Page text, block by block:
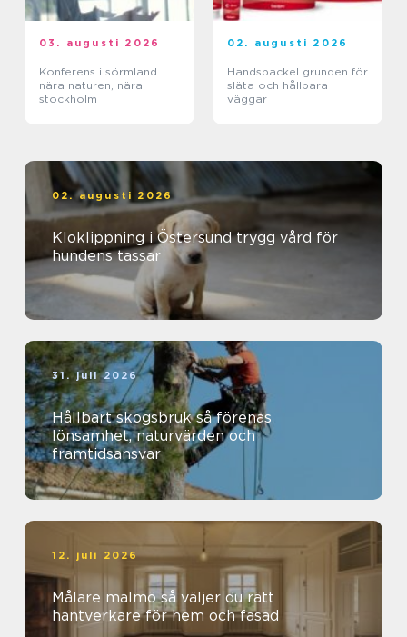
03. augusti 2026
Konferens i sörmland
nära naturen, nära
stockholm
02. augusti 2026
Handspackel grunden för
släta och hållbara
väggar
02. augusti 2026
Kloklippning i Östersund trygg vård för
hundens tassar
31. juli 2026
Hållbart skogsbruk så förenas
lönsamhet, naturvärden och
framtidsansvar
12. juli 2026
Målare malmö så väljer du rätt
hantverkare för hem och fasad